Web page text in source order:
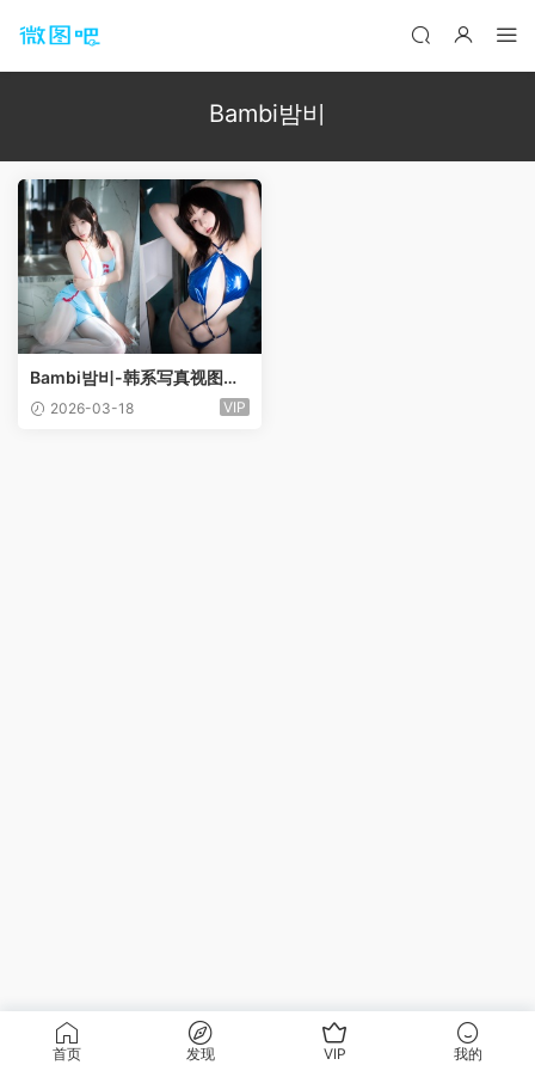
Bambi밤비
Bambi밤비-韩系写真视图作
品合集[120套]
2026-03-18 VIP
首页 发现 VIP 我的